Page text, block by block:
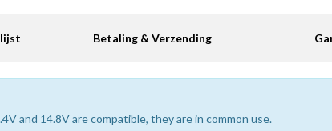
Betaling & Verzending
and 14.8V are compatible, they are in common use.